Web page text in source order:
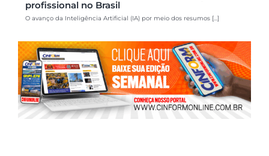
profissional no Brasil
O avanço da Inteligência Artificial (IA) por meio dos resumos [...]